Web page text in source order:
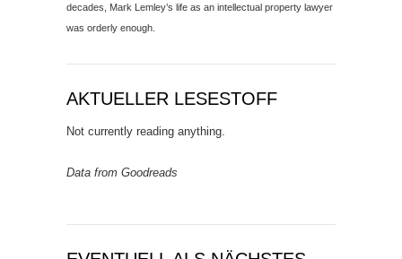
decades, Mark Lemley’s life as an intellectual property lawyer
was orderly enough.
AKTUELLER LESESTOFF
Not currently reading anything.
Data from Goodreads